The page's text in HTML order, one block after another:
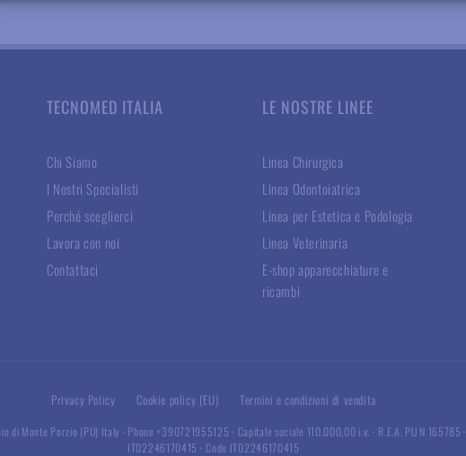
TECNOMED ITALIA
Chi Siamo
I Nostri Specialisti
Perché sceglierci
Lavora con noi
Contattaci
LE NOSTRE LINEE
Linea Chirurgica
Linea Odontoiatrica
Linea per Estetica e Podologia
Linea Veterinaria
E-shop apparecchiature e
ricambi
Privacy Policy Cookie policy (EU) Termini e condizioni di vendita
di Monte Porzio (PU) Italy · Phone +390721955125· Capitale sociale 110.000,00 i.v. · R.E.A. PU N 165785·
IT02246170415 · Code IT02246170415